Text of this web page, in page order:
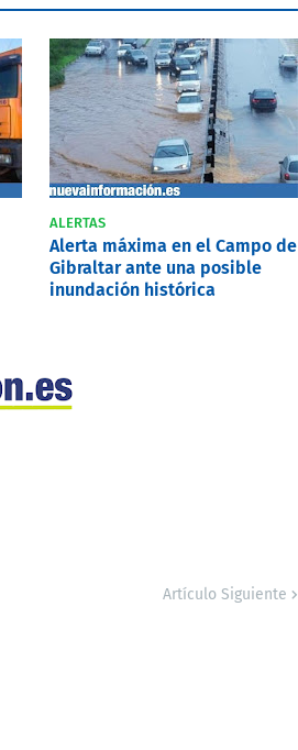
ALERTAS
Alerta máxima en el Campo de
Gibraltar ante una posible
inundación histórica
Artículo Siguiente